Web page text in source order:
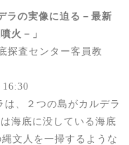
の実像に迫る－最新
火－」
査センター客員教
、２つの島がカルデラ
海底に没している海底
文人を一掃するような